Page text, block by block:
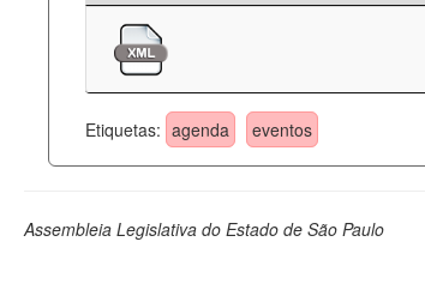
Etiquetas: agenda eventos
Assembleia Legislativa do Estado de São Paulo